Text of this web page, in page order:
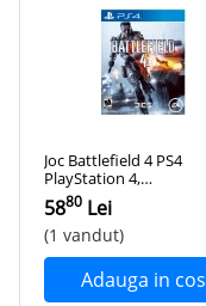
Joc Battlefield 4 PS4
PlayStation 4,
Second-Hand
5880 Lei
(1 vandut)
Adauga in cos